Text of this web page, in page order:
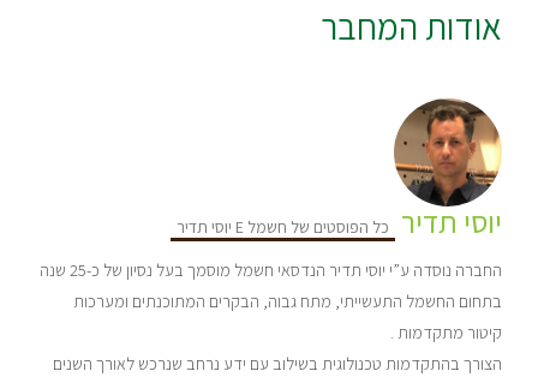
אודות המחבר
יוסי תדיר כל הפוסטים של חשמל E יוסי תדיר
החברה נוסדה ע”י יוסי תדיר הנדסאי חשמל מוסמך בעל נסיון של כ-25 שנה
בתחום החשמל התעשייתי, מתח גבוה, הבקרים המתוכנתים ומערכות
קיטור מתקדמות .
הצורך בהתקדמות טכנולוגית בשילוב עם ידע נרחב שנרכש לאורך השנים